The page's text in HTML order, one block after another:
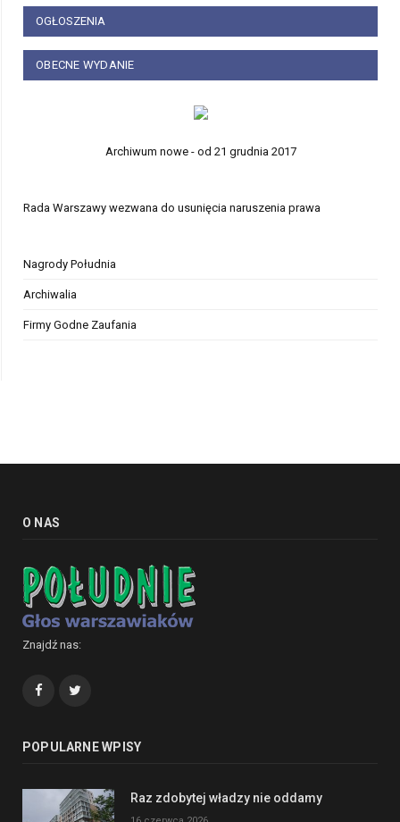
OGŁOSZENIA
OBECNE WYDANIE
Archiwum nowe - od 21 grudnia 2017
Rada Warszawy wezwana do usunięcia naruszenia prawa
Nagrody Południa
Archiwalia
Firmy Godne Zaufania
O NAS
Znajdź nas:
Facebook
POPULARNE WPISY
Raz zdobytej władzy nie oddamy